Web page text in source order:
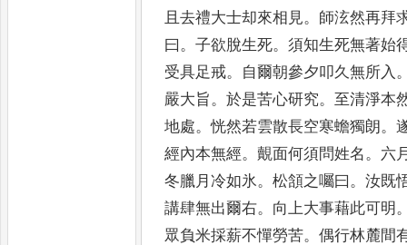
且去禮大士却來相見。 師泫然再拜
曰。子欲脫生死。須知生死無著始
受具足戒。 自爾朝參夕叩久無所入
嚴大旨。於是苦心研究。至清淨本
地處。恍然若雲散長空寒蟾獨朗。
經內本無經。 覿面何須問姓名。 六
冬臘月冷如氷。松頷之囑曰。汝既
講肆無出爾右。 向上大事藉此可明
眾負米採薪不憚勞苦。偶行林麓間